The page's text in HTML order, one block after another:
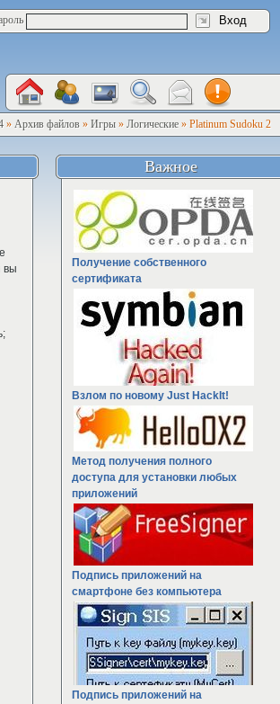
» Архив файлов » Игры » Логические » Platinum Sudoku 2
вы
Важное
Получение собственного
сертификата
Взлом по новому Just HackIt!
Метод получения полного
доступа для установки любых
приложений
Подпись приложений на
смартфоне без компьютера
Подпись приложений на